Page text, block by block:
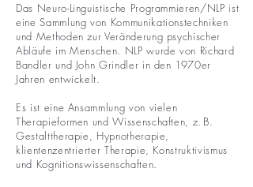
Das Neuro-Linguistische Programmieren/NLP ist
eine Sammlung von Kommunikationstechniken
und Methoden zur Veränderung psychischer
Abläufe im Menschen. NLP wurde von Richard
Bandler und John Grindler in den 1970er
Jahren entwickelt.
Es ist eine Ansammlung von vielen
Therapieformen und Wissenschaften, z. B.
Gestalttherapie, Hypnotherapie,
klientenzentrierter Therapie, Konstruktivismus
und Kognitionswissenschaften.